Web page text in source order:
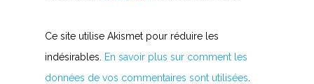
Ce site utilise Akismet pour réduire les
indésirables.
En savoir plus sur comment les
données de vos commentaires sont utilisées